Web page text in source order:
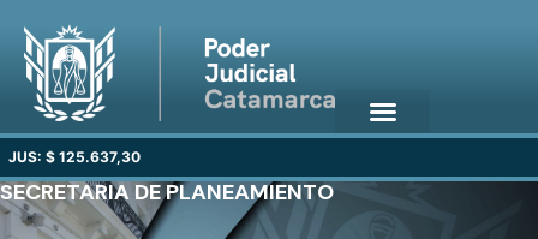
JUS: $ 125.637,30
SECRETARIA DE PLANEAMIENTO